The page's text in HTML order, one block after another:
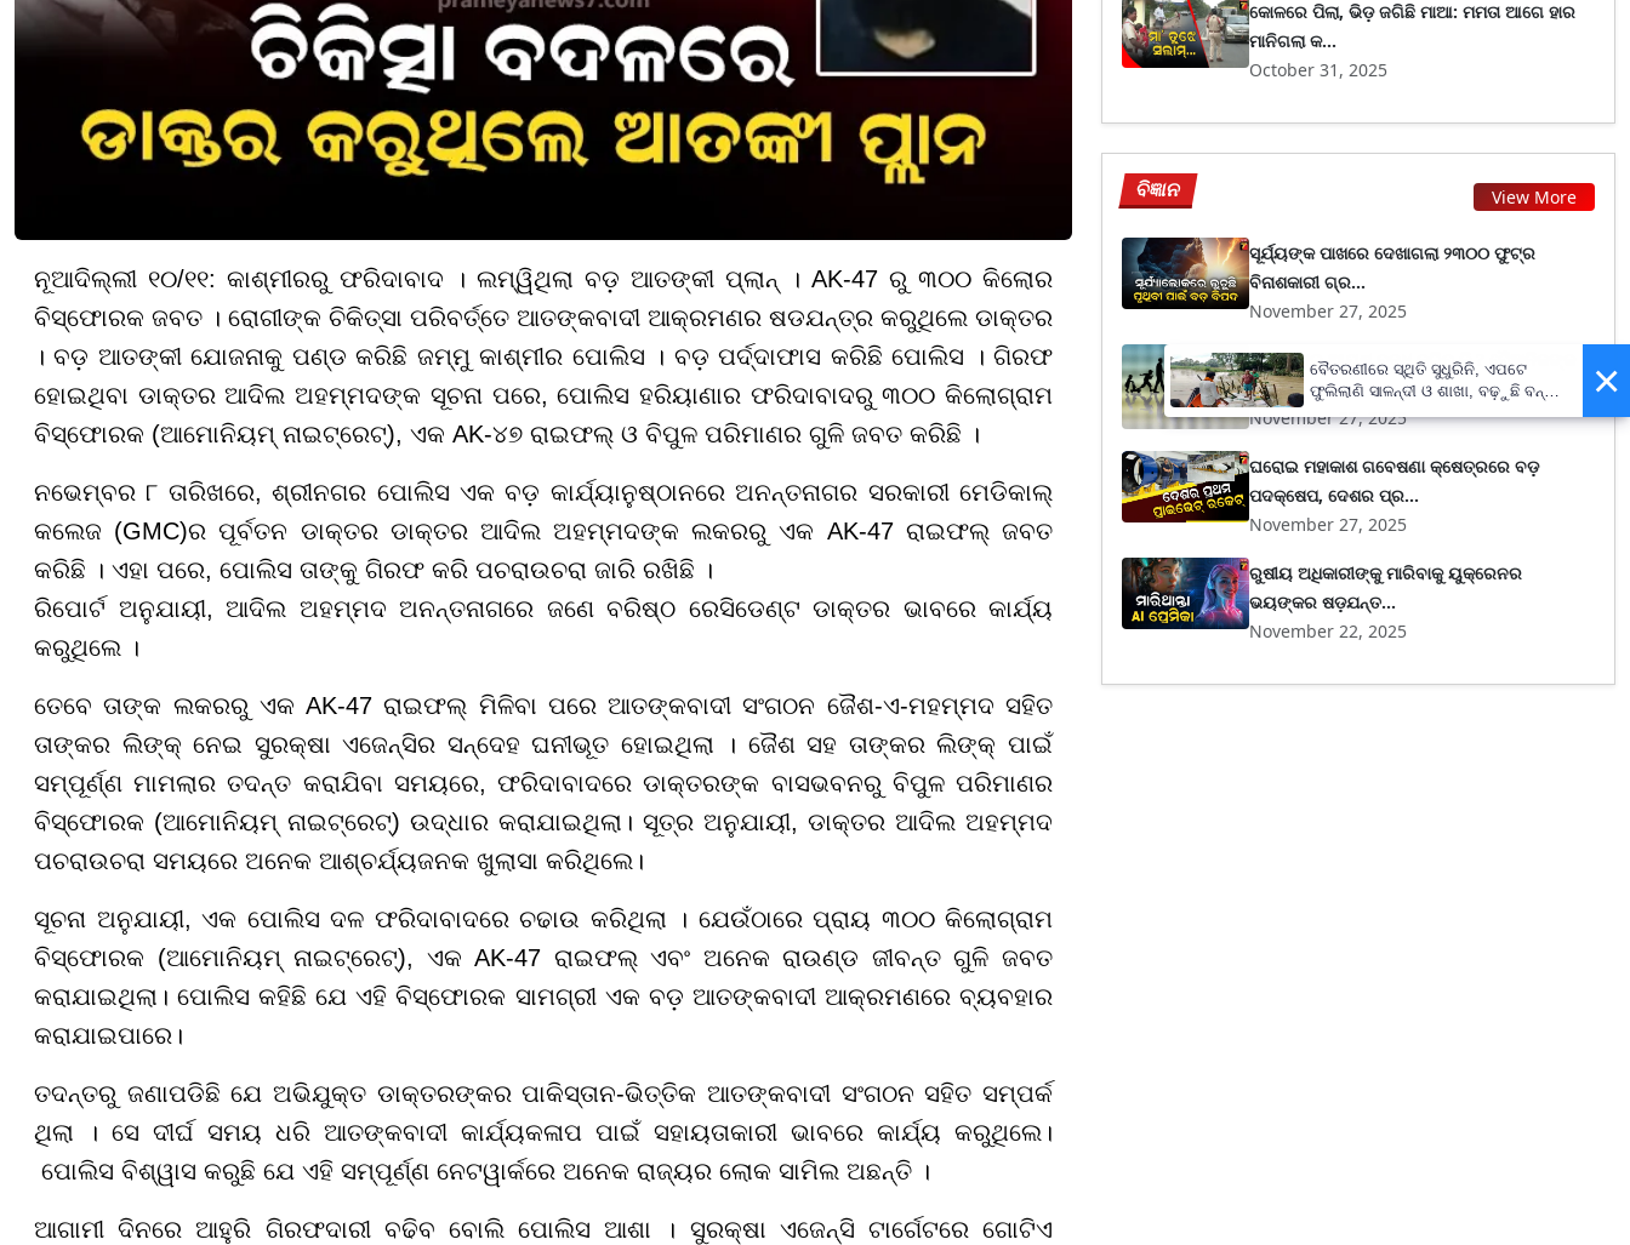
ନୂଆଦିଲ୍ଲୀ ୧୦/୧୧: କାଶ୍ମୀରରୁ ଫରିଦାବାଦ । ଲମ୍ୱିଥିଲା ବଡ଼ ଆତଙ୍କୀ ପ୍ଲାନ୍ । AK-47 ରୁ ୩୦୦ କିଲୋର
ବିସ୍ଫୋରକ ଜବତ । ରୋଗୀଙ୍କ ଚିକିତ୍ସା ପରିବର୍ତ୍ତେ ଆତଙ୍କବାଦୀ ଆକ୍ରମଣର ଷଡଯନ୍ତ୍ର କରୁଥିଲେ ଡାକ୍ତର
। ବଡ଼ ଆତଙ୍କୀ ଯୋଜନାକୁ ପଣ୍ଡ କରିଛି ଜମ୍ମୁ କାଶ୍ମୀର ପୋଲିସ । ବଡ଼ ପର୍ଦ୍ଦାଫାସ କରିଛି ପୋଲିସ । ଗିରଫ
ହୋଇଥିବା ଡାକ୍ତର ଆଦିଲ ଅହମ୍ମଦଙ୍କ ସୂଚନା ପରେ, ପୋଲିସ ହରିୟାଣାର ଫରିଦାବାଦରୁ ୩୦୦ କିଲୋଗ୍ରାମ
ବିସ୍ଫୋରକ (ଆମୋନିୟମ୍ ନାଇଟ୍ରେଟ୍), ଏକ AK-୪୭ ରାଇଫଲ୍ ଓ ବିପୁଳ ପରିମାଣର ଗୁଳି ଜବତ କରିଛି ।
ନଭେମ୍ବର ୮ ତାରିଖରେ, ଶ୍ରୀନଗର ପୋଲିସ ଏକ ବଡ଼ କାର୍ଯ୍ୟାନୁଷ୍ଠାନରେ ଅନନ୍ତନାଗର ସରକାରୀ ମେଡିକାଲ୍
କଲେଜ (GMC)ର ପୂର୍ବତନ ଡାକ୍ତର ଡାକ୍ତର ଆଦିଲ ଅହମ୍ମଦଙ୍କ ଲକରରୁ ଏକ AK-47 ରାଇଫଲ୍ ଜବତ
କରିଛି । ଏହା ପରେ, ପୋଲିସ ତାଙ୍କୁ ଗିରଫ କରି ପଚରାଉଚରା ଜାରି ରଖିଛି ।
ରିପୋର୍ଟ ଅନୁଯାୟୀ, ଆଦିଲ ଅହମ୍ମଦ ଅନନ୍ତନାଗରେ ଜଣେ ବରିଷ୍ଠ ରେସିଡେଣ୍ଟ ଡାକ୍ତର ଭାବରେ କାର୍ଯ୍ୟ
କରୁଥିଲେ ।
ତେବେ ତାଙ୍କ ଲକରରୁ ଏକ AK-47 ରାଇଫଲ୍ ମିଳିବା ପରେ ଆତଙ୍କବାଦୀ ସଂଗଠନ ଜୈଶ-ଏ-ମହମ୍ମଦ ସହିତ
ତାଙ୍କର ଲିଙ୍କ୍ ନେଇ ସୁରକ୍ଷା ଏଜେନ୍ସିର ସନ୍ଦେହ ଘନୀଭୂତ ହୋଇଥିଲା । ଜୈଶ ସହ ତାଙ୍କର ଲିଙ୍କ୍ ପାଇଁ
ସମ୍ପୂର୍ଣ୍ଣ ମାମଲାର ତଦନ୍ତ କରାଯିବା ସମୟରେ, ଫରିଦାବାଦରେ ଡାକ୍ତରଙ୍କ ବାସଭବନରୁ ବିପୁଳ ପରିମାଣର
ବିସ୍ଫୋରକ (ଆମୋନିୟମ୍ ନାଇଟ୍ରେଟ୍) ଉଦ୍ଧାର କରାଯାଇଥିଲା। ସୂତ୍ର ଅନୁଯାୟୀ, ଡାକ୍ତର ଆଦିଲ ଅହମ୍ମଦ
ପଚରାଉଚରା ସମୟରେ ଅନେକ ଆଶ୍ଚର୍ଯ୍ୟଜନକ ଖୁଲାସା କରିଥିଲେ।
ସୂଚନା ଅନୁଯାୟୀ, ଏକ ପୋଲିସ ଦଳ ଫରିଦାବାଦରେ ଚଢାଉ କରିଥିଲା । ଯେଉଁଠାରେ ପ୍ରାୟ ୩୦୦ କିଲୋଗ୍ରାମ
ବିସ୍ଫୋରକ (ଆମୋନିୟମ୍ ନାଇଟ୍ରେଟ୍), ଏକ AK-47 ରାଇଫଲ୍ ଏବଂ ଅନେକ ରାଉଣ୍ଡ ଜୀବନ୍ତ ଗୁଳି ଜବତ
କରାଯାଇଥିଲା। ପୋଲିସ କହିଛି ଯେ ଏହି ବିସ୍ଫୋରକ ସାମଗ୍ରୀ ଏକ ବଡ଼ ଆତଙ୍କବାଦୀ ଆକ୍ରମଣରେ ବ୍ୟବହାର
କରାଯାଇପାରେ।
ତଦନ୍ତରୁ ଜଣାପଡିଛି ଯେ ଅଭିଯୁକ୍ତ ଡାକ୍ତରଙ୍କର ପାକିସ୍ତାନ-ଭିତ୍ତିକ ଆତଙ୍କବାଦୀ ସଂଗଠନ ସହିତ ସମ୍ପର୍କ
ଥିଲା । ସେ ଦୀର୍ଘ ସମୟ ଧରି ଆତଙ୍କବାଦୀ କାର୍ଯ୍ୟକଳାପ ପାଇଁ ସହାୟତାକାରୀ ଭାବରେ କାର୍ଯ୍ୟ କରୁଥିଲେ।
ପୋଲିସ ବିଶ୍ୱାସ କରୁଛି ଯେ ଏହି ସମ୍ପୂର୍ଣ୍ଣ ନେଟୱାର୍କରେ ଅନେକ ରାଜ୍ୟର ଲୋକ ସାମିଲ ଅଛନ୍ତି ।
ଆଗାମୀ ଦିନରେ ଆହୁରି ଗିରଫଦାରୀ ବଢିବ ବୋଲି ପୋଲିସ ଆଶା । ସୁରକ୍ଷା ଏଜେନ୍ସି ଟାର୍ଗେଟରେ ଗୋଟିଏ
କୋଳରେ ପିଲା, ଭିଡ଼ ଜଗିଛି ମାଆ: ମମତା ଆଗେ ହାର
ମାନିଗଲା କ...
October 31, 2025
ବିଜ୍ଞାନ View More
ସୂର୍ଯ୍ୟଙ୍କ ପାଖରେ ଦେଖାଗଲା ୨୩୦୦ ଫୁଟ୍‌ର
ବିନାଶକାରୀ ଗ୍ର...
November 27, 2025
AI ମଣିଷର ଆୟୁଷ ବୃଦ୍ଧି କରିବ କି ? ବୈଜ୍ଞାନିକଙ୍କ
ଦାବି-...
November 27, 2025
ଘରୋଇ ମହାକାଶ ଗବେଷଣା କ୍ଷେତ୍ରରେ ବଡ଼
ପଦକ୍ଷେପ, ଦେଶର ପ୍ର...
November 27, 2025
ରୁଷୀୟ ଅଧିକାରୀଙ୍କୁ ମାରିବାକୁ ୟୁକ୍ରେନର
ଭୟଙ୍କର ଷଡ଼ଯନ୍ତ...
November 22, 2025
×
ବୈତରଣୀରେ ସ୍ଥିତି ସୁଧୁରିନି, ଏପଟେ
ଫୁଲିଲାଣି ସାଳନ୍ଦୀ ଓ ଶାଖା, ବଢ଼ୁଛି ବନ୍ୟା